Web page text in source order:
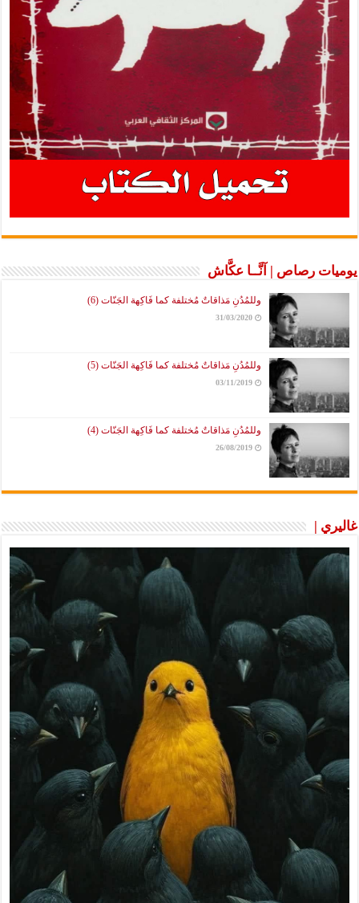
يوميات رصاص | آنَّــا عكَّاش
وللمُدُنِ مَذاقاتٌ مُختلفة كما فَاكِهة الجَنّات (6)
31/03/2020
وللمُدُنِ مَذاقاتٌ مُختلفة كما فَاكِهة الجَنّات (5)
03/11/2019
وللمُدُنِ مَذاقاتٌ مُختلفة كما فَاكِهة الجَنّات (4)
26/08/2019
غاليري |